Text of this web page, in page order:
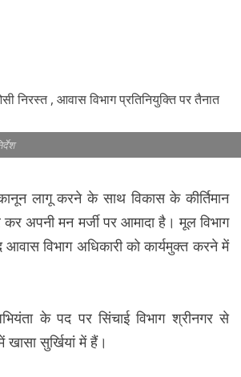
लागू करने के साथ विकास के कीर्तिमान
अपनी मन मर्जी पर आमादा है। मूल विभाग
विभाग अधिकारी को कार्यमुक्त करने में
के पद पर सिंचाई विभाग श्रीनगर से
सुर्खियां में हैं।